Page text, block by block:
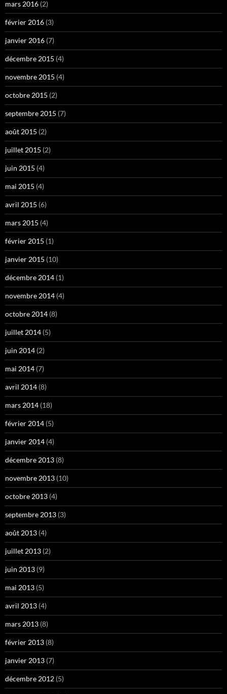
mars 2016 (2)
février 2016 (3)
janvier 2016 (7)
décembre 2015 (4)
novembre 2015 (4)
octobre 2015 (2)
septembre 2015 (7)
août 2015 (2)
juillet 2015 (2)
juin 2015 (4)
mai 2015 (4)
avril 2015 (6)
mars 2015 (4)
février 2015 (1)
janvier 2015 (10)
décembre 2014 (1)
novembre 2014 (4)
octobre 2014 (8)
juillet 2014 (5)
juin 2014 (2)
mai 2014 (7)
avril 2014 (8)
mars 2014 (18)
février 2014 (5)
janvier 2014 (4)
décembre 2013 (8)
novembre 2013 (10)
octobre 2013 (4)
septembre 2013 (3)
août 2013 (4)
juillet 2013 (2)
juin 2013 (9)
mai 2013 (5)
avril 2013 (4)
mars 2013 (8)
février 2013 (8)
janvier 2013 (7)
décembre 2012 (5)